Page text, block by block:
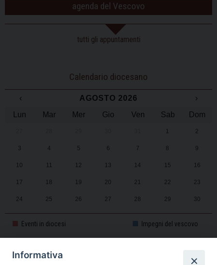
agenda del Vescovo
tutti gli appuntamenti
Calendario diocesano
‹ AGOSTO 2026
›
Lun
Mar Mer Gio Ven Sab Dom
1 2
3 4 5 6 7 8 9
10 11 12 13 14 15 16
17 18 19 20 21 22 23
24 25 26 27 28 29 30
Eventi in diocesi Impegni del vescovo
CALENDARIO PASTORALE 2025-2026
Informativa